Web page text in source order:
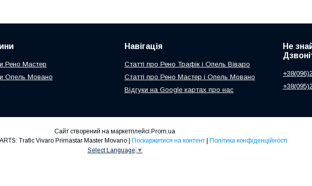
Рено Мастер
Опель Мовано
Навігація
Статті про Рено Трафік і Опель Віваро
Статті про Рено Мастер і Опель Мовано
Відгуки на Google картах про нас
Не
Сайт створений на маркетплейсі Prom.ua
Авторозборка TVPPARTS: Trafic Vivaro Primastar Master Movano | Поскаржитися на контент | Політика конфіденційності
Select Language ▼